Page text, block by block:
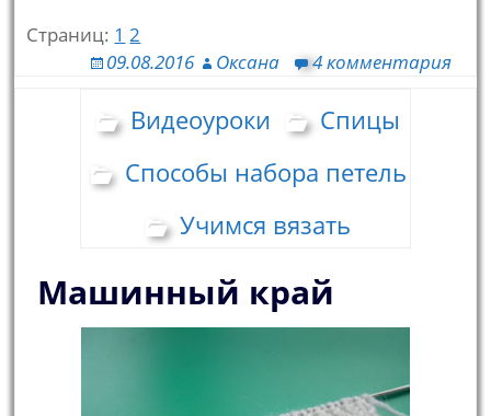
Страниц: 1 2
09.08.2016
Оксана 4 комментария
Видеоуроки
Спицы
Способы набора петель
Учимся вязать
Машинный край